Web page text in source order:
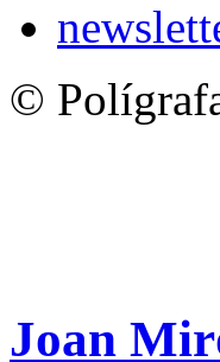
©
Joan